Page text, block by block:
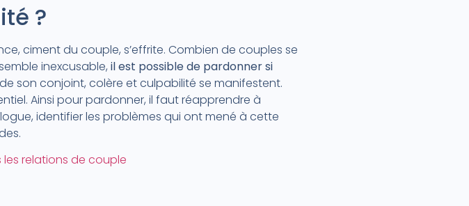
?
ciment du couple, s’effrite. Combien de couples se
inexcusable, il est possible de pardonner si
son conjoint, colère et culpabilité se manifestent.
Ainsi pour pardonner, il faut réapprendre à
identifier les problèmes qui ont mené à cette
relations de couple